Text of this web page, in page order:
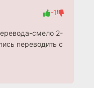
-1
смело 2-
переводить с